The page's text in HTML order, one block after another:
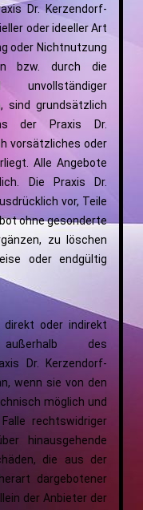
Dr. Kerzendorf-
oder ideeller Art
oder Nichtnutzung
bzw. durch die
sind grundsätzlich
der Praxis Dr.
vorsätzliches oder
Alle Angebote
Die Praxis Dr.
vor, Teile
ohne gesonderte
zu löschen
oder endgültig
direkt oder indirekt
des
Dr. Kerzendorf-
wenn sie von den
möglich und
rechtswidriger
hinausgehende
die aus der
dargebotener
der Anbieter der